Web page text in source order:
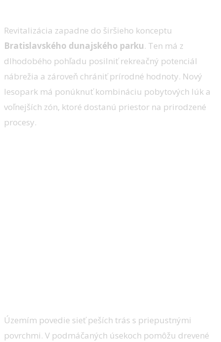
Revitalizácia zapadne do širšieho konceptu
Bratislavského dunajského parku. Ten má z
dlhodobého pohľadu posilniť rekreačný potenciál
nábrežia a zároveň chrániť prírodné hodnoty. Nový
lesopark má ponúknuť kombináciu pobytových lúk a
voľnejších zón, ktoré dostanú priestor na prirodzené
procesy.
Územím povedie sieť peších trás s priepustnými
povrchmi. V podmáčaných úsekoch pomôžu drevené